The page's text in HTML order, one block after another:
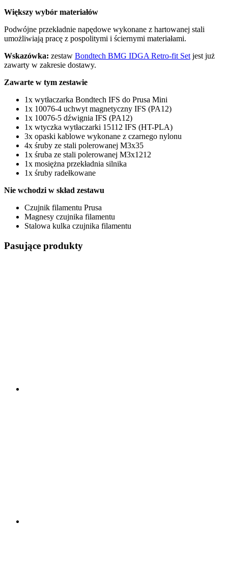
Większy wybór materiałów
Podwójne przekładnie napędowe wykonane z hartowanej stali
umożliwiają pracę z pospolitymi i ściernymi materiałami.
Wskazówka: zestaw Bondtech BMG IDGA Retro-fit Set jest już
zawarty w zakresie dostawy.
Zawarte w tym zestawie
1x wytłaczarka Bondtech IFS do Prusa Mini
1x 10076-4 uchwyt magnetyczny IFS (PA12)
1x 10076-5 dźwignia IFS (PA12)
1x wtyczka wytłaczarki 15112 IFS (HT-PLA)
3x opaski kablowe wykonane z czarnego nylonu
4x śruby ze stali polerowanej M3x35
1x śruba ze stali polerowanej M3x1212
1x mosiężna przekładnia silnika
1x śruby radełkowane
Nie wchodzi w skład zestawu
Czujnik filamentu Prusa
Magnesy czujnika filamentu
Stalowa kulka czujnika filamentu
Pasujące produkty